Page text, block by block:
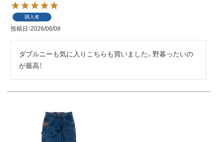
購入者
投稿日 2026/06/08
ダブルニーも気に入りこちらも買いました。野暮ったいの
が最高！